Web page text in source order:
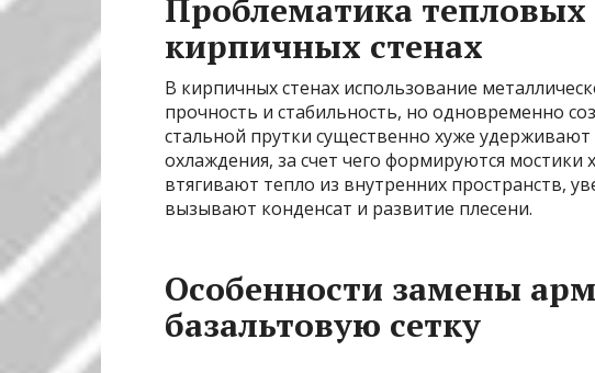
Проблематика
кирпичных стенах
В кирпичных стенах использование
прочность и стабильность, но одновременно
стальной прутки существенно хуже
охлаждения, за счет чего формируются мостики
втягивают тепло из внутренних пространств,
вызывают конденсат и развитие плесени.
Особенности замены
базальтовую сетку